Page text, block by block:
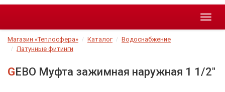
Меню
Магазин «Теплосфера» Каталог
Водоснабжение
Латунные фитинги
GEBO Муфта зажимная наружная 1 1/2"